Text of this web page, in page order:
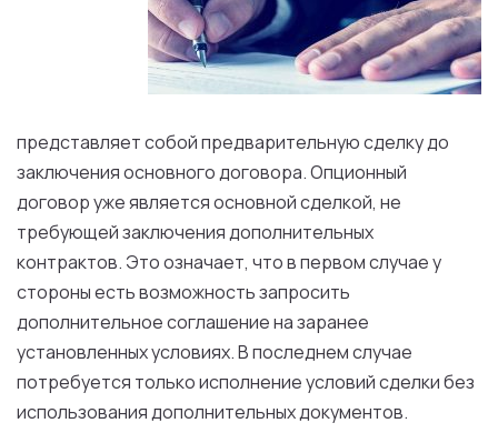
представляет собой предварительную сделку до
заключения основного договора. Опционный
договор уже является основной сделкой, не
требующей заключения дополнительных
контрактов. Это означает, что в первом случае у
стороны есть возможность запросить
дополнительное соглашение на заранее
установленных условиях. В последнем случае
потребуется только исполнение условий сделки без
использования дополнительных документов.